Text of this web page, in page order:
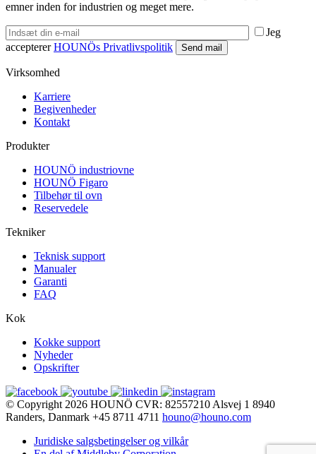
emner inden for industrien og meget mere.
Jeg
acceptererHOUNÖs Privatlivspolitik
Virksomhed
Karriere
Begivenheder
Kontakt
Produkter
HOUNÖ industriovne
HOUNÖ Figaro
Tilbehør til ovn
Reservedele
Tekniker
Teknisk support
Manualer
Garanti
FAQ
Kok
Kokke support
Nyheder
Opskrifter
© Copyright 2026 HOUNÖ CVR: 82557210 Alsvej 1 8940
Randers, Danmark +45 8711 4711 houno@houno.com
Juridiske salgsbetingelser og vilkår